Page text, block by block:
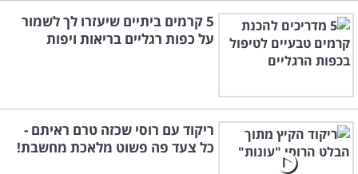
5 קרמים ביתיים שיעזרו לך לשמור
על כפות רגליים בריאות ויפות
ריקוד עם רוסי שכזה טרם ראיתם -
כל צעד פה פשוט מלאכת מחשבת!